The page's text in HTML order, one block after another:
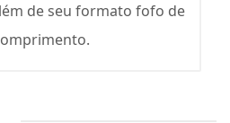
de seu formato fofo de